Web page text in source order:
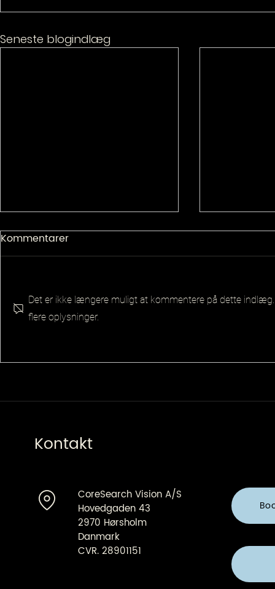
Seneste blogindlæg
Kommentarer
Det er ikke længere muligt at kommentere på dette
flere oplysninger.
Kontakt
CoreSearch Vision A/S
Hovedgaden 43
2970 Hørsholm
Danmark
CVR. 28901151